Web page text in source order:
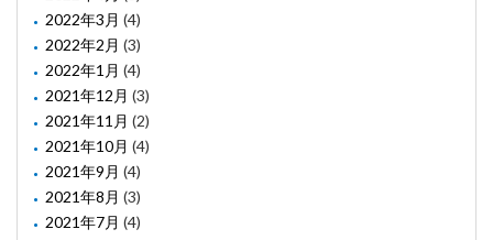
2022年3月 (4)
2022年2月 (3)
2022年1月 (4)
2021年12月 (3)
2021年11月 (2)
2021年10月 (4)
2021年9月 (4)
2021年8月 (3)
2021年7月 (4)